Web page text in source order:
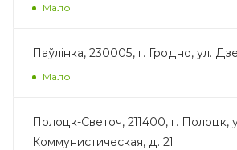
Мало
Паўлінка, 230005, г. Гродно, ул.
Мало
Полоцк-Светоч, 211400, г. Полоцк,
Коммунистическая, д. 21